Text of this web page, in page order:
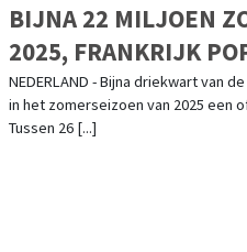
BIJNA 22 MILJOEN
2025, FRANKRIJK
BESTEMMING
NEDERLAND - Bijna driekwart van
in het zomerseizoen van 2025 een
Tussen 26 [...]